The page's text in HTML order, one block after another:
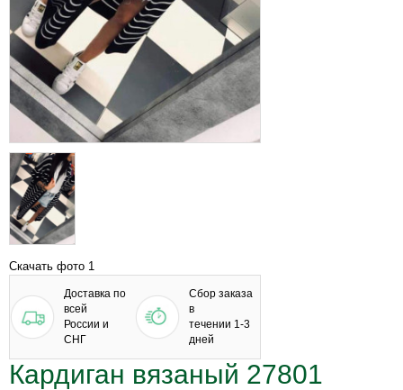
Скачать фото 1
Доставка по
всей
России и
СНГ
Сбор заказа
в
течении 1-3
дней
Кардиган вязаный 27801